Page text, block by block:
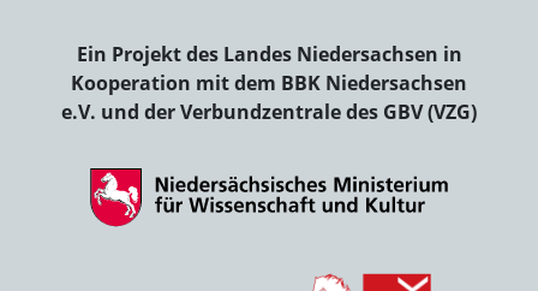
Ein Projekt des Landes Niedersachsen in
Kooperation mit dem BBK Niedersachsen
e.V. und der Verbundzentrale des GBV (VZG)